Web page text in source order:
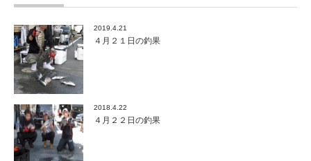
2019.4.21
４月２１日の釣果
2018.4.22
４月２２日の釣果